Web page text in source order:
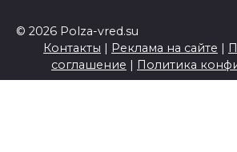
© 2026 Polza-vred.su
Контакты
Реклама на сайте
соглашение
Политика